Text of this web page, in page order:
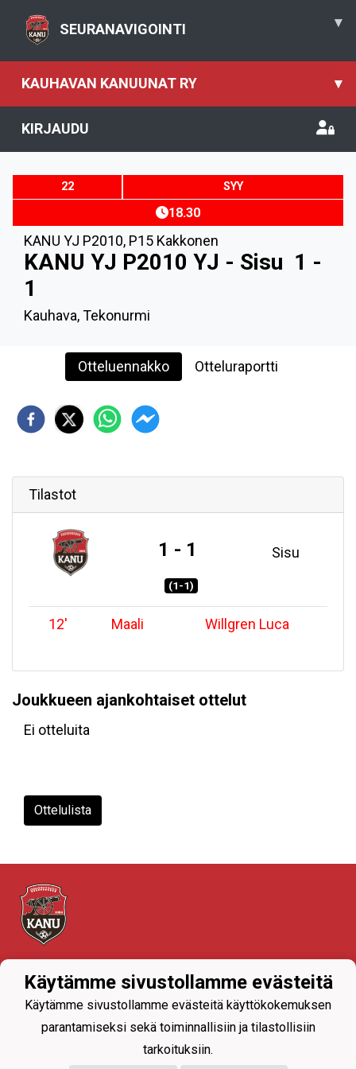
SEURANAVIGOINTI ▾
KAUHAVAN KANUUNAT RY ▾
KIRJAUDU
22 SYY
18.30
KANU YJ P2010, P15 Kakkonen
KANU YJ P2010 YJ - Sisu 1 -
1
Kauhava, Tekonurmi
Otteluennakko Otteluraportti
Tilastot
1 - 1 Sisu
(1-1)
12' Maali Willgren Luca
Joukkueen ajankohtaiset ottelut
Ei otteluita
Ottelulista
Käytämme sivustollamme evästeitä
Käytämme sivustollamme evästeitä käyttökokemuksen
parantamiseksi sekä toiminnallisiin ja tilastollisiin
tarkoituksiin.